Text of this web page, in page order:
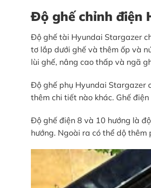
Độ ghế chỉnh điện
Độ ghế tài Hyundai Stargazer
tơ lắp dưới ghế và thêm ốp và
lùi ghế, nâng cao thấp và ngã
Độ ghế phụ Hyundai Stargazer
thêm chi tiết nào khác. Ghế
Độ ghế điện 8 và 10 hướng là
hướng. Ngoài ra có thể dộ